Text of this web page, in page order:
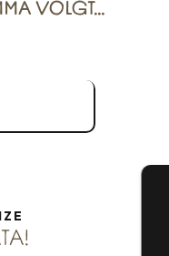
VOLGT…
TOT 4 MEI 2025
24 TOT 27 APRIL 2025
26 FEBRUARI 2025